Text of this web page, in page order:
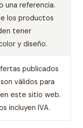
una referencia.
los productos
tener
y diseño.
publicados
válidos para
este sitio web.
incluyen IVA.